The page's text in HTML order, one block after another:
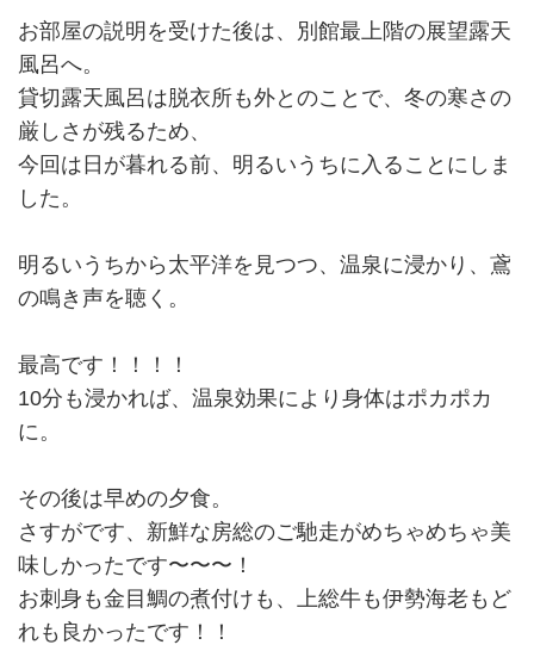
お部屋の説明を受けた後は、別館最上階の展望露天
風呂へ。
貸切露天風呂は脱衣所も外とのことで、冬の寒さの
厳しさが残るため、
今回は日が暮れる前、明るいうちに入ることにしま
した。
明るいうちから太平洋を見つつ、温泉に浸かり、鳶
の鳴き声を聴く。
最高です！！！！
10分も浸かれば、温泉効果により身体はポカポカ
に。
その後は早めの夕食。
さすがです、新鮮な房総のご馳走がめちゃめちゃ美
味しかったです〜〜〜！
お刺身も金目鯛の煮付けも、上総牛も伊勢海老もど
れも良かったです！！